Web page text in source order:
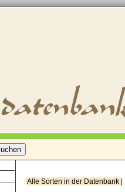
Alle Sorten in der Datenbank